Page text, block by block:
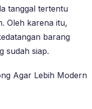
tanggal tertentu
Oleh karena itu,
barang
sudah siap.
Agar Lebih Modern